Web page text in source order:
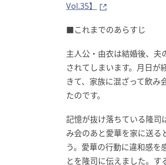
Vol.35】
■これまでのあらすじ
主人公・由衣は結婚後、夫
されてしまいます。月日が
きて、家族に混ざって飲み
たのです。
記憶が抜け落ちている隆司
み会のあと愛華を家に送る
う。愛華の行動に違和感を
とを隆司に伝えました。